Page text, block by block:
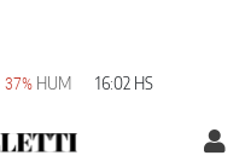
37% HUM 16:02 HS